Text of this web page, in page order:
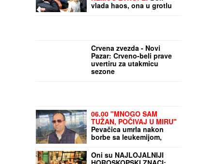
Srpkinja koja radi u
Hrvatskoj otkrila istinu o
bakšišu: Bojana je
jednom rečenicom
vlada haos, ona u grotlu
problema SAMO
POSMATRA: Tenzije su
na vrhuncu, a rešenja